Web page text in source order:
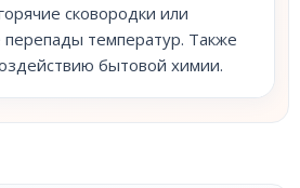
сковородки или
температур. Также
бытовой химии.